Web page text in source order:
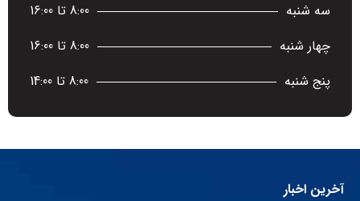
سه شنبه
8:00 تا 16:00
چهار شنبه
8:00 تا 16:00
پنج شنبه
8:00 تا 14:00
آخرین اخبار